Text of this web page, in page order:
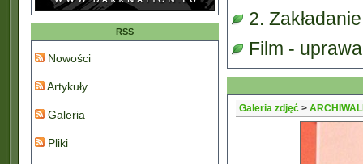
RSS
Nowości
Artykuły
Galeria
Pliki
2.
Film -
Galeria zdjęć >